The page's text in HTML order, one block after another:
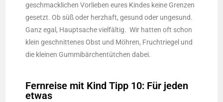
geschmacklichen Vorlieben eures Kindes keine Grenzen
gesetzt. Ob süß oder herzhaft, gesund oder ungesund.
Ganz egal, Hauptsache vielfältig. Wir hatten oft schon
klein geschnittenes Obst und Möhren, Fruchtriegel und
die kleinen Gummibärchentütchen dabei.
Fernreise mit Kind Tipp 10: Für jeden
etwas